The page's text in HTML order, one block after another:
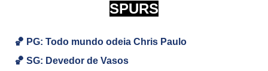
SPURS
🏀 PG: Todo mundo odeia Chris Paulo
🏀 SG: Devedor de Vasos